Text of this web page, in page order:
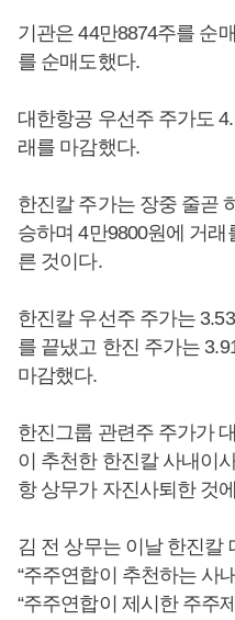
기관은 44만8874주를 순
를 순매도했다.
대한항공 우선주 주가도
래를 마감했다.
한진칼 주가는 장중 줄곧
승하며 4만9800원에 거래
른 것이다.
한진칼 우선주 주가는
를 끝냈고 한진 주가는
마감했다.
한진그룹 관련주 주가가
이 추천한 한진칼 사내이
항 상무가 자진사퇴한 것
김 전 상무는 이날 한진칼
“주주연합이 추천하는 사
“주주연합이 제시한 주주